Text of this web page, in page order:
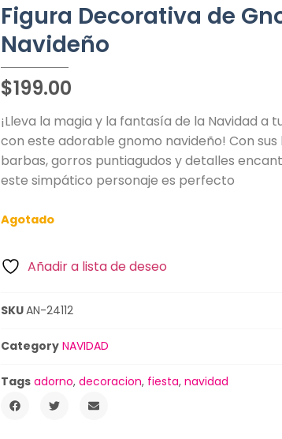
Figura Decorativa de
Navideño
$199.00
¡Lleva la magia y la fantasía de la Navidad a
con este adorable gnomo navideño! Con sus
barbas, gorros puntiagudos y detalles
este simpático personaje es perfecto
Agotado
Añadir a lista de deseo
SKUAN-24112
Category NAVIDAD
Tags adorno,decoracion, fiesta,navidad